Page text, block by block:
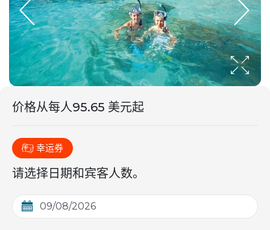
价格从每人95.65 美元起
幸运券
请选择日期和宾客人数。